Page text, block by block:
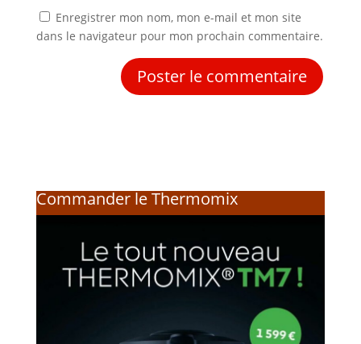
Enregistrer mon nom, mon e-mail et mon site
dans le navigateur pour mon prochain commentaire.
Commander le Thermomix